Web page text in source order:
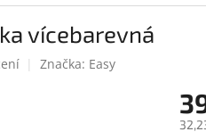
vícebarevná
Značka: Easy